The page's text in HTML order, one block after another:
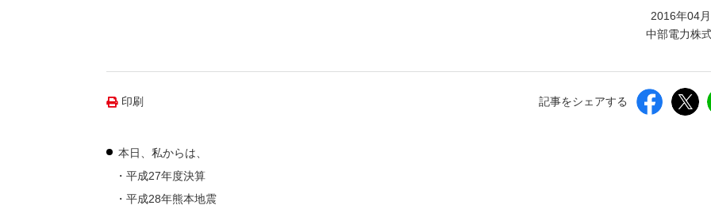
2016年04
中部電力株
印刷 記事をシェアする
本日、私からは、
平成27年度決算
平成28年熊本地震